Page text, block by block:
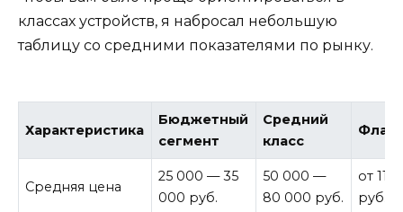
классах устройств, я набросал небольшую
таблицу со средними показателями по рынку.
Характеристика
Бюджетный
сегмент
Средний
класс
Средняя цена
25 000 — 35
000 руб.
50 000 —
80 000 руб.
от
руб.